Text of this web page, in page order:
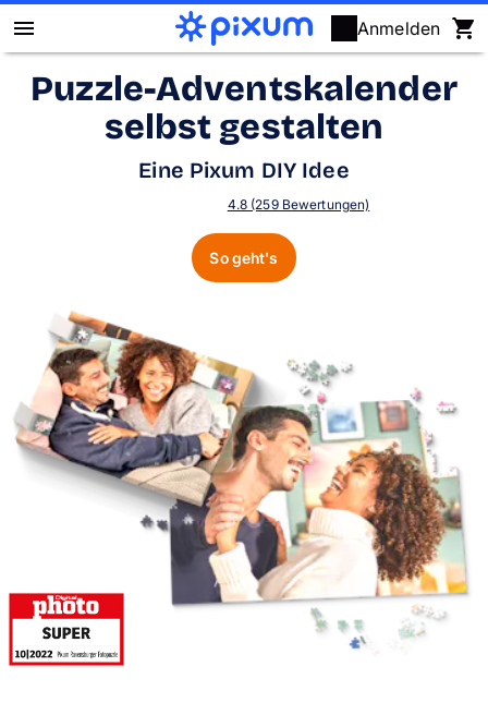
Anmelden
Pixum Fotobuch
Fotogeschenke
Fotopuzzle
Grußkarten
Handyhüllen
Service
Puzzle-Adventskalender
selbst gestalten
Eine Pixum DIY Idee
4.8 (259 Bewertungen)
So geht's